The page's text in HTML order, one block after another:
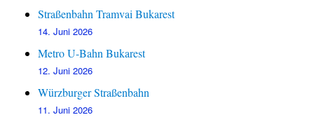
Straßenbahn Tramvai Bukarest
14. Juni 2026
Metro U-Bahn Bukarest
12. Juni 2026
Würzburger Straßenbahn
11. Juni 2026